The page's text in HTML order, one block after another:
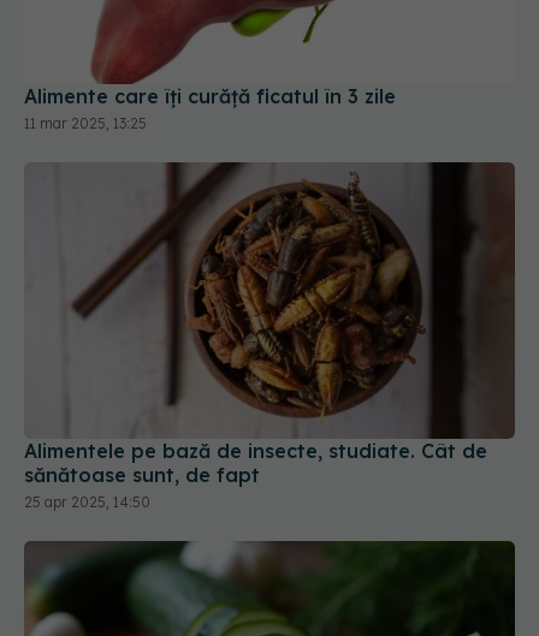
Alimente care îți curăță ficatul în 3 zile
11 mar 2025, 13:25
Alimentele pe bază de insecte, studiate. Cât de
sănătoase sunt, de fapt